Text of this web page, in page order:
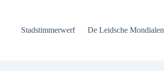
Stadstimmerwerf De Leidsche Mondialen